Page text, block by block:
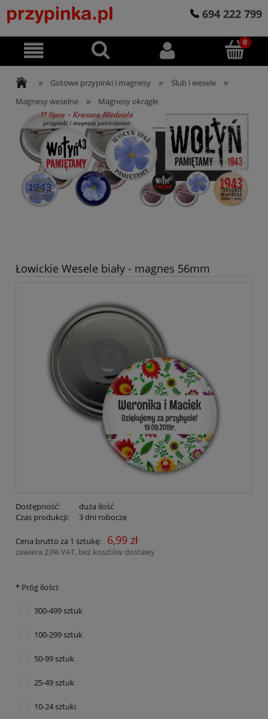
694 222 799
» Gotowe przypinki i magnesy » Ślub i wesele »
Magnesy weselne » Magnesy okrągłe
Łowickie Wesele biały - magnes 56mm
Dostępność:
duża ilość
Czas produkcji:
3 dni robocze
Cena brutto za 1 sztukę: 6,99 zł
zawiera 23% VAT, bez kosztów dostawy
* Próg ilości:
300-499 sztuk
100-299 sztuk
50-99 sztuk
25-49 sztuk
10-24 sztuki